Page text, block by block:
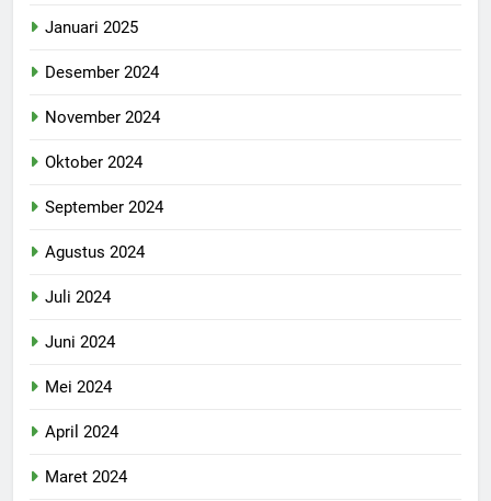
Januari 2025
Desember 2024
November 2024
Oktober 2024
September 2024
Agustus 2024
Juli 2024
Juni 2024
Mei 2024
April 2024
Maret 2024